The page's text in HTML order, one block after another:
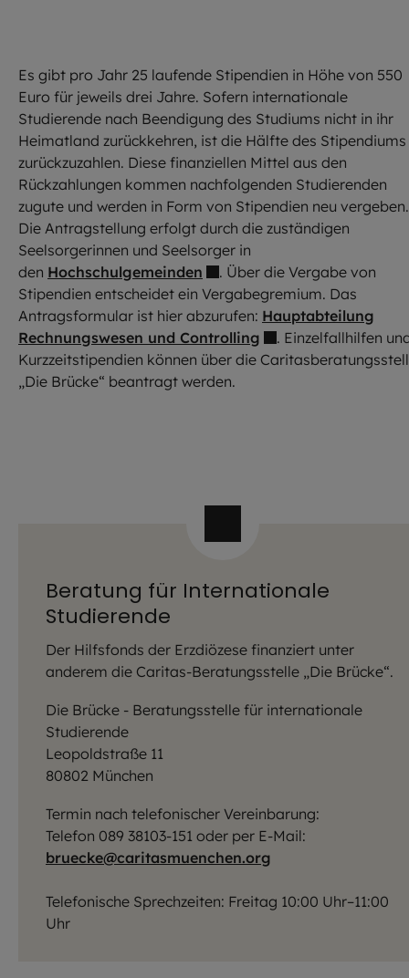
Es gibt pro Jahr 25 laufende Stipendien in Höhe von 550
Euro für jeweils drei Jahre. Sofern internationale
Studierende nach Beendigung des Studiums nicht in ihr
Heimatland zurückkehren, ist die Hälfte des Stipendiums
zurückzuzahlen. Diese finanziellen Mittel aus den
Rückzahlungen kommen nachfolgenden Studierenden
zugute und werden in Form von Stipendien neu vergeben.
Die Antragstellung erfolgt durch die zuständigen
Seelsorgerinnen und Seelsorger in
den Hochschulgemeinden
. Über die Vergabe von
Stipendien entscheidet ein Vergabegremium. Das
Antragsformular ist hier abzurufen: Hauptabteilung
Rechnungswesen und Controlling
. Einzelfallhilfen
Kurzzeitstipendien können über die
„Die Brücke“ beantragt werden.
Beratung für Internationale
Studierende
Der Hilfsfonds der Erzdiözese finanziert unter
anderem die Caritas-Beratungsstelle „Die Brücke“.
Die Brücke - Beratungsstelle für internationale
Studierende
Leopoldstraße 11
80802 München
Termin nach telefonischer Vereinbarung:
Telefon 089 38103-151 oder per E-Mail:
bruecke@caritasmuenchen.org
Telefonische Sprechzeiten: Freitag 10:00 Uhr–11:00
Uhr